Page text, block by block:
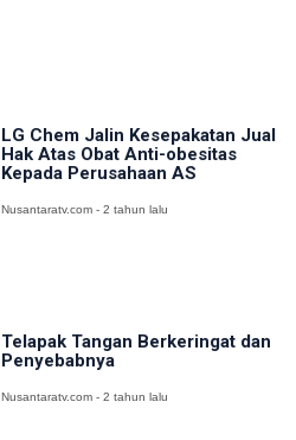
LG Chem Jalin Kesepakatan Jual
Hak Atas Obat Anti-obesitas
Kepada Perusahaan AS
Nusantaratv.com - 2 tahun lalu
Telapak Tangan Berkeringat dan
Penyebabnya
Nusantaratv.com - 2 tahun lalu